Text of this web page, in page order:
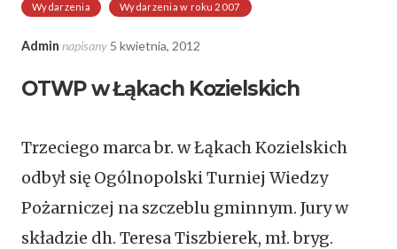
Wydarzenia Wydarzenia w roku 2007
Admin napisany 5 kwietnia, 2012
OTWP w Łąkach Kozielskich
Trzeciego marca br. w Łąkach Kozielskich
odbył się Ogólnopolski Turniej Wiedzy
Pożarniczej na szczeblu gminnym. Jury w
składzie dh. Teresa Tiszbierek, mł. bryg.